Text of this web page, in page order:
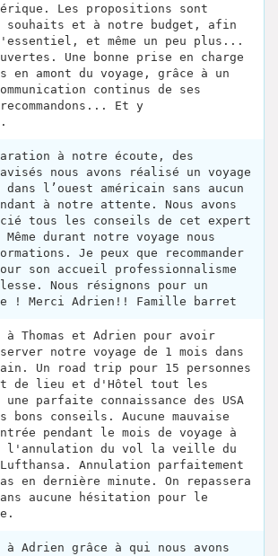
Les propositions sont
souhaits et à notre budget, afin
et même un peu plus...
Une bonne prise en charge
en amont du voyage, grâce à un
continus de ses
Et y
à notre écoute, des
nous avons réalisé un voyage
l’ouest américain sans aucun
à notre attente. Nous avons
tous les conseils de cet expert
durant notre voyage nous
Je peux que recommander
son accueil professionnalisme
Nous résignons pour un
! Merci Adrien!! Famille barret
à Thomas et Adrien pour avoir
notre voyage de 1 mois dans
Un road trip pour 15 personnes
de lieu et d'Hôtel tout les
parfaite connaissance des USA
conseils. Aucune mauvaise
pendant le mois de voyage à
l'annulation du vol la veille du
Annulation parfaitement
en dernière minute. On repassera
aucune hésitation pour le
à Adrien grâce à qui nous avons